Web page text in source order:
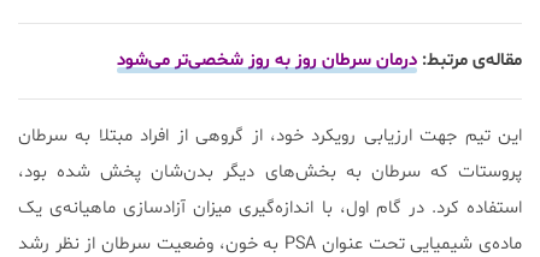
مقاله‌ی مرتبط: درمان سرطان روز به روز شخصی‌تر می‌شود
این تیم جهت ارزیابی رویکرد خود، از گروهی از افراد مبتلا به سرطان
پروستات که سرطان به بخش‌های دیگر بدن‌شان پخش شده بود،
استفاده کرد. در گام اول، با اندازه‌گیری میزان آزادسازی ماهیانه‌ی یک
ماده‌ی شیمیایی تحت عنوان PSA به خون، وضعیت سرطان از نظر رشد